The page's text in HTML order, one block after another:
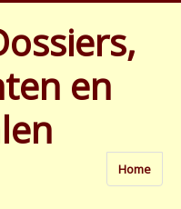
en
Home